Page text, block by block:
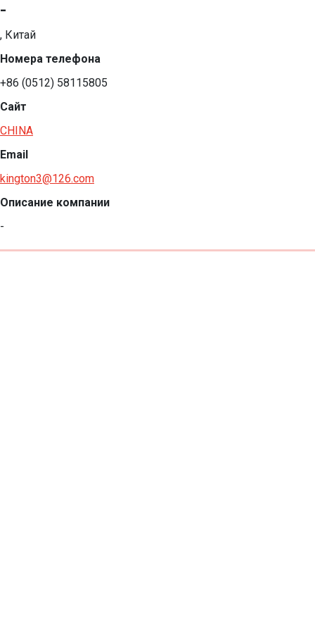
-
, Китай
Номера телефона
+86 (0512) 58115805
Сайт
CHINA
Email
kington3@126.com
Описание компании
-